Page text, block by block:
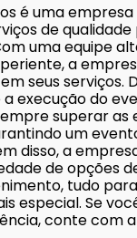
é uma
de
uma equipe
a
seus serviços.
execução do
superar
um
disso, a
de opções
tudo
especial. Se
conte com